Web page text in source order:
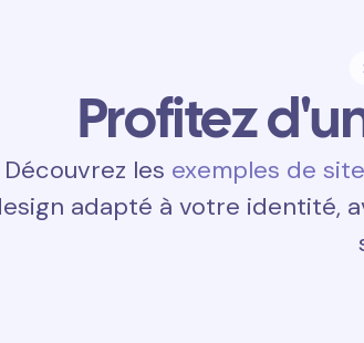
Profitez
Découvrez les exemples de
adapté à votre identité,